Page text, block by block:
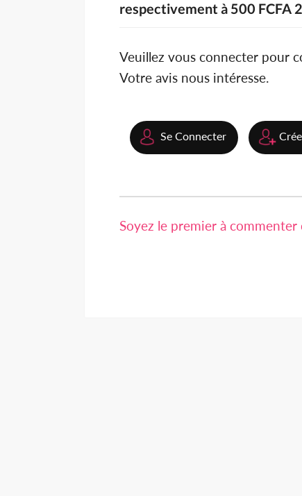
respectivement à 500 FCFA
Veuillez vous connecter pour
Votre avis nous intéresse.
Se Connecter
Soyez le premier à commenter